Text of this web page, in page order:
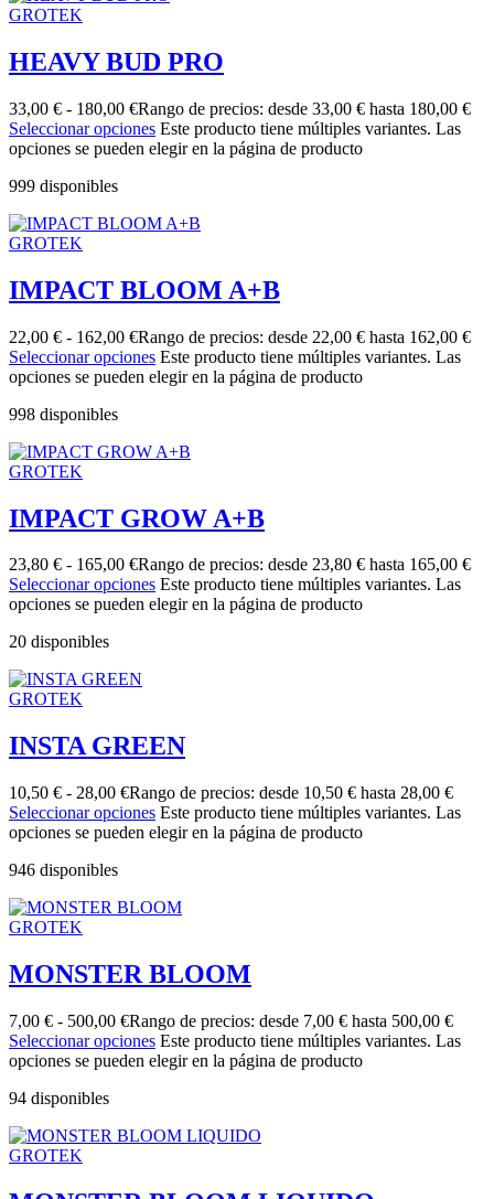
GROTEK
HEAVY BUD PRO
33,00 € - 180,00 €Rango de precios: desde 33,00 € hasta 180,00 €
Seleccionar opciones Este producto tiene múltiples variantes. Las
opciones se pueden elegir en la página de producto
999 disponibles
GROTEK
IMPACT BLOOM A+B
22,00 € - 162,00 €Rango de precios: desde 22,00 € hasta 162,00 €
Seleccionar opciones Este producto tiene múltiples variantes. Las
opciones se pueden elegir en la página de producto
998 disponibles
GROTEK
IMPACT GROW A+B
23,80 € - 165,00 €Rango de precios: desde 23,80 € hasta 165,00 €
Seleccionar opciones Este producto tiene múltiples variantes. Las
opciones se pueden elegir en la página de producto
20 disponibles
GROTEK
INSTA GREEN
10,50 € - 28,00 €Rango de precios: desde 10,50 € hasta 28,00 €
Seleccionar opciones Este producto tiene múltiples variantes. Las
opciones se pueden elegir en la página de producto
946 disponibles
GROTEK
MONSTER BLOOM
7,00 € - 500,00 €Rango de precios: desde 7,00 € hasta 500,00 €
Seleccionar opciones Este producto tiene múltiples variantes. Las
opciones se pueden elegir en la página de producto
94 disponibles
GROTEK